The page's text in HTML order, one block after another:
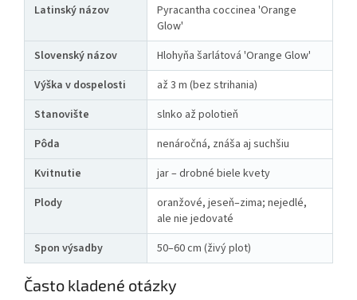
Latinský názov
Pyracantha coccinea 'Orange
Glow'
Slovenský názov
Hlohyňa šarlátová 'Orange Glow'
Výška v dospelosti
až 3 m (bez strihania)
Stanovište
slnko až polotieň
Pôda
nenáročná, znáša aj suchšiu
Kvitnutie
jar – drobné biele kvety
Plody
oranžové, jeseň–zima; nejedlé,
ale nie jedovaté
Spon výsadby
50–60 cm (živý plot)
Často kladené otázky